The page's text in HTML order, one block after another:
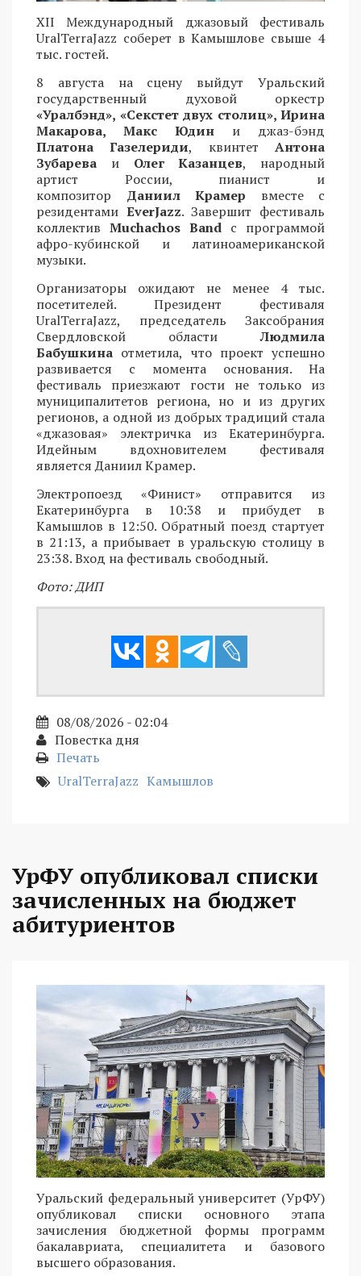
XII Международный джазовый фестиваль
UralTerraJazz соберет в Камышлове свыше 4
тыс. гостей.
8 августа на сцену выйдут Уральский
государственный духовой оркестр
«Уралбэнд», «Секстет двух столиц», Ирина
Макарова, Макс Юдин и джаз-бэнд
Платона Газелериди, квинтетАнтона
Зубарева и Олег Казанцев, народный
артист России, пианист и
композитор Даниил Крамер вместе с
резидентами EverJazz. Завершит фестиваль
коллектив Muchachos Band с программой
афро-кубинской и латиноамериканской
музыки.
Организаторы ожидают не менее 4 тыс.
посетителей. Президент фестиваля
UralTerraJazz, председатель Заксобрания
Свердловской областиЛюдмила
Бабушкина отметила, что проект успешно
развивается с момента основания. На
фестиваль приезжают гости не только из
муниципалитетов региона, но и из других
регионов, а одной из добрых традиций стала
«джазовая» электричка из Екатеринбурга.
Идейным вдохновителем фестиваля
является Даниил Крамер.
Электропоезд «Финист» отправится из
Екатеринбурга в 10:38 и прибудет в
Камышлов в 12:50. Обратный поезд стартует
в 21:13, а прибывает в уральскую столицу в
23:38. Вход на фестиваль свободный.
Фото: ДИП
08/08/2026 - 02:04
Повестка дня
Печать
UralTerraJazz Камышлов
УрФУ опубликовал списки
зачисленных на бюджет
абитуриентов
Уральский федеральный университет (УрФУ)
опубликовал списки основного этапа
зачисления бюджетной формы программ
бакалавриата, специалитета и базового
высшего образования.